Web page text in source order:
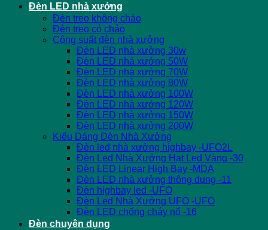
Đèn LED nhà xưởng
Đèn treo không chảo
Đèn treo có chảo
Công suất đèn nhà xưởng
Đèn LED nhà xưởng 30w
Đèn LED nhà xưởng 50W
Đèn LED nhà xưởng 70W
Đèn LED nhà xưởng 80W
Đèn LED nhà xưởng 100W
Đèn LED nhà xưởng 120W
Đèn LED nhà xưởng 150W
Đèn LED nhà xưởng 200W
Kiểu Dáng Đèn Nhà Xưởng
Đèn led nhà xưởng highbay -UFO2L
Đèn Led Nhà Xưởng Hạt Led Vàng -30
Đèn LED Linear High Bay -MDA
Đèn LED nhà xưởng thông dụng -11
Đèn highbay led -UFO
Đèn Led Nhà Xưởng UFO -UFO
Đèn LED chống cháy nổ -16
Đèn chuyên dụng